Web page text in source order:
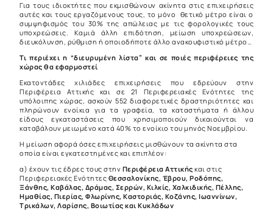
Για τους ιδιοκτήτες που εκμισθώνουν ακίνητα στις επιχειρήσεις
αυτές και τους εργαζόμενους τους, το μόνο θετικό μέτρο είναι ο
συμψηφισμός του 30% της απώλειας με τις φορολογικές τους
υποχρεώσεις. Καμιά άλλη επιδότηση, μείωση υποχρεώσεων,
διευκόλυνση, ρύθμιση ή οποιοδήποτε άλλο ανακουφιστικό μέτρο…
Τι περιέχει η “διευρυμένη λίστα” και σε ποιές περιφέρειες της
χώρας θα εφαρμοστεί
Εκατοντάδες χιλιάδες επιχειρήσεις που εδρεύουν στην
Περιφέρεια Αττικής και σε 21 Περιφερειακές Ενότητες της
υπόλοιπης χώρας, ασκούν 552 διαφορετικές δραστηριότητες και
πληρώνουν ενοίκια για τα γραφεία, τα καταστήματα ή άλλου
είδους εγκαταστάσεις που χρησιμοποιούν δικαιούνται να
καταβάλουν μειωμένο κατά 40% το ενοίκιο του μηνός Νοεμβρίου.
Η μείωση αφορά όσες επιχειρήσεις μισθώνουν τα ακίνητα στα
οποία είναι εγκατεστημένες και επιπλέον:
α) έχουν τις έδρες τους στην Περιφέρεια Αττικής και στις
Περιφερειακές Ενότητες Θεσσαλονίκης, Έβρου, Ροδόπης,
Ξάνθης, Καβάλας, Δράμας, Σερρών, Κιλκίς, Χαλκιδικής, Πέλλης,
Ημαθίας, Πιερίας, Φλωρίνης, Καστοριάς, Κοζάνης, Ιωαννίνων,
Τρικάλων, Λαρίσης, Βοιωτίας και Κυκλάδων